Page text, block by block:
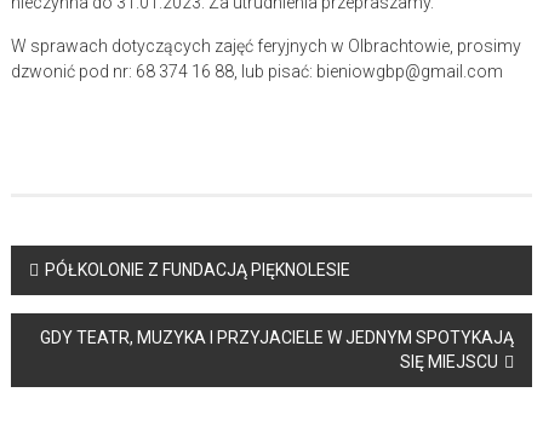
W sprawach dotyczących zajęć feryjnych w Olbrachtowie, prosimy
dzwonić pod nr: 68 374 16 88, lub pisać: bieniowgbp@gmail.com
Post
navigation
PÓŁKOLONIE Z FUNDACJĄ PIĘKNOLESIE
GDY TEATR, MUZYKA I PRZYJACIELE W JEDNYM SPOTYKAJĄ
SIĘ MIEJSCU